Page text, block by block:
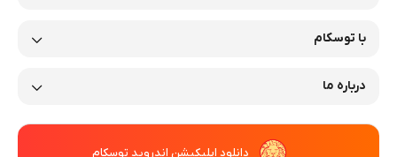
با توسکام
درباره ما
دانلود اپلیکیشن اندروید توسکام